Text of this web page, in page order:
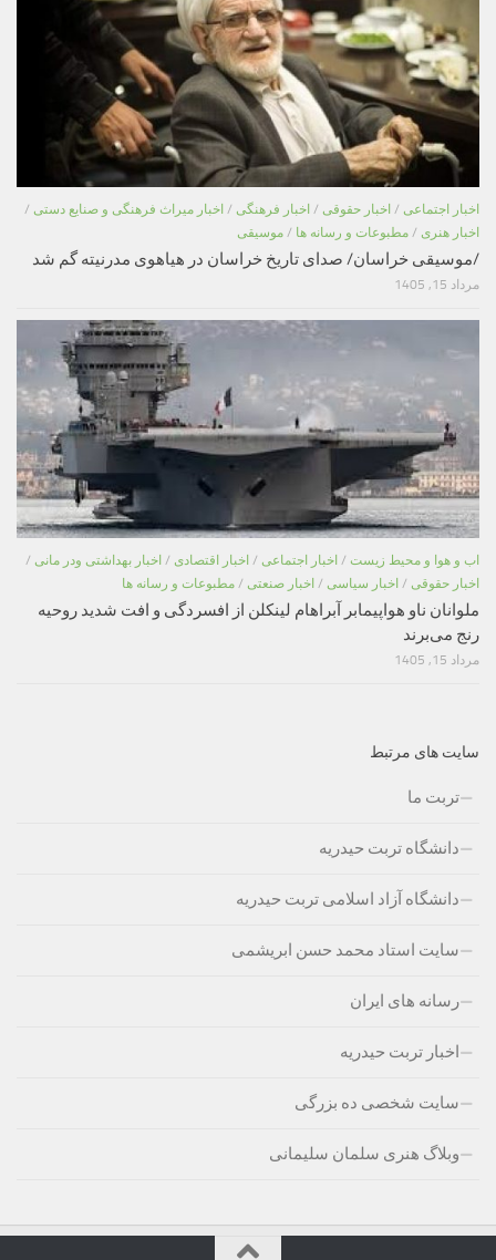
اخبار اجتماعی / اخبار حقوقی / اخبار فرهنگی / اخبار میراث فرهنگی و صنایع دستی /
اخبار هنری / مطبوعات و رسانه ها / موسیقی
/موسیقی خراسان/ صدای تاریخ خراسان در هیاهوی مدرنیته گم شد
مرداد 15, 1405
اب و هوا و محیط زیست / اخبار اجتماعی / اخبار اقتصادی / اخبار بهداشتی ودر مانی /
اخبار حقوقی / اخبار سیاسی / اخبار صنعتی / مطبوعات و رسانه ها
ملوانان ناو هواپیمابر آبراهام لینکلن از افسردگی و افت شدید روحیه
رنج می‌برند
مرداد 15, 1405
سایت های مرتبط
تربت ما
دانشگاه تربت حیدریه
دانشگاه آزاد اسلامی تربت حیدریه
سایت استاد محمد حسن ابریشمی
رسانه های ایران
اخبار تربت حیدریه
سایت شخصی ده بزرگی
وبلاگ هنری سلمان سلیمانی